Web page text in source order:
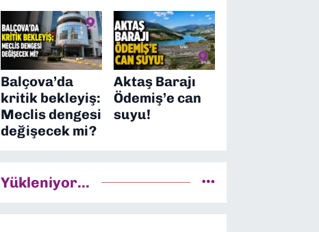
Balçova’da
kritik bekleyiş:
Meclis dengesi
değişecek mi?
Aktaş Barajı
Ödemiş’e can
suyu!
Yükleniyor...